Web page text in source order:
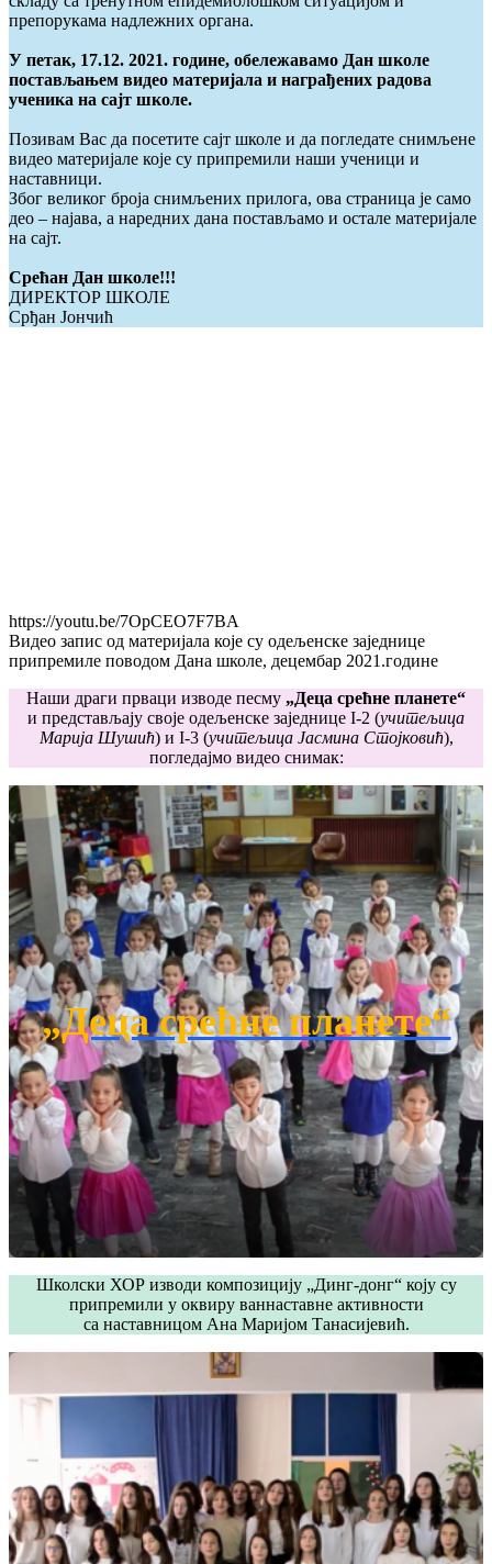
препорукама надлежних органа.
У петак, 17.12. 2021. године, обележавамо Дан школе
постављањем видео материјала и награђених радова
ученика на сајт школе.
Позивам Вас да посетите сајт школе и да погледате снимљене
видео материјале које су припремили наши ученици и
наставници.
Због великог броја снимљених прилога, ова страница је само
део – најава, а наредних дана постављамо и остале материјале
на сајт.
Срећан Дан школе!!!
ДИРЕКТОР ШКОЛЕ
Срђан Јончић
https://youtu.be/7OpCEO7F7BA
Видео запис од материјала које су одељенске заједнице
припремиле поводом Дана школе, децембар 2021.године
Наши драги прваци изводе песму „Деца срећне планете“
и представљају своје одељенске заједнице I-2 (учитељица
Марија Шушић) и I-3 (учитељица Јасмина Стојковић),
погледајмо видео снимак:
„Деца срећне планете“
Школски ХОР изводи композицију „Динг-донг“ коју су
припремили у оквиру ваннаставне активности
са наставницом Ана Маријом Танасијевић.